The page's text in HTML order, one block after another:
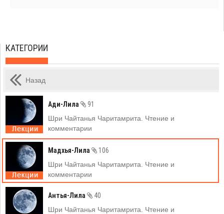
КАТЕГОРИИ
Назад
Ади-Лила
91
Шри Чайтанья Чаритамрита. Чтение и
комментарии
Мадхья-Лила
106
Шри Чайтанья Чаритамрита. Чтение и
комментарии
Антья-Лила
40
Шри Чайтанья Чаритамрита. Чтение и